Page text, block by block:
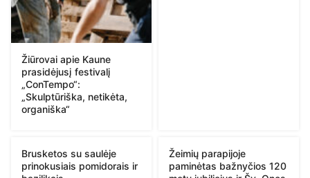
Žiūrovai apie Kaune
prasidėjusį festivalį
„ConTempo“:
„Skulptūriška, netikėta,
organiška“
Brusketos su saulėje
prinokusiais pomidorais ir
Žeimių parapijoje
paminėtas bažnyčios 120